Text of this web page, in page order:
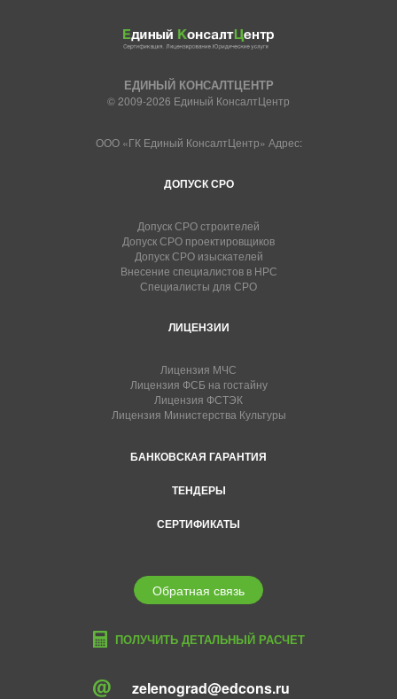
ЕДИНЫЙ КОНСАЛТЦЕНТР
© 2009-2026 Единый КонсалтЦентр
ООО «ГК Единый КонсалтЦентр» Адрес:
ДОПУСК СРО
Допуск СРО строителей
Допуск СРО проектировщиков
Допуск СРО изыскателей
Внесение специалистов в НРС
Специалисты для СРО
ЛИЦЕНЗИИ
Лицензия МЧС
Лицензия ФСБ на гостайну
Лицензия ФСТЭК
Лицензия Министерства Культуры
БАНКОВСКАЯ ГАРАНТИЯ
ТЕНДЕРЫ
СЕРТИФИКАТЫ
Обратная связь
ПОЛУЧИТЬ ДЕТАЛЬНЫЙ РАСЧЕТ
zelenograd@edcons.ru